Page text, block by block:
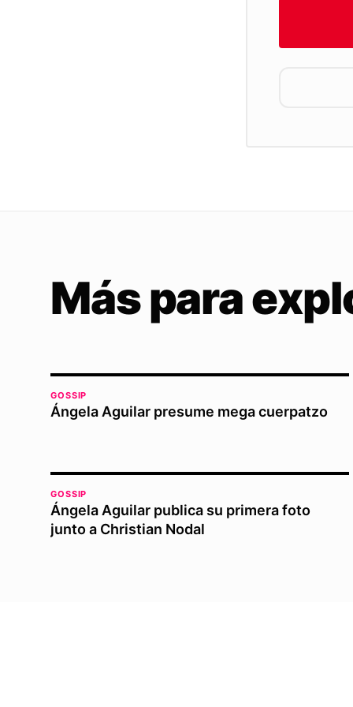
Más para
GOSSIP
Ángela Aguilar presume mega cuerpatzo
GOSSIP
Ángela Aguilar publica su primera foto
junto a Christian Nodal